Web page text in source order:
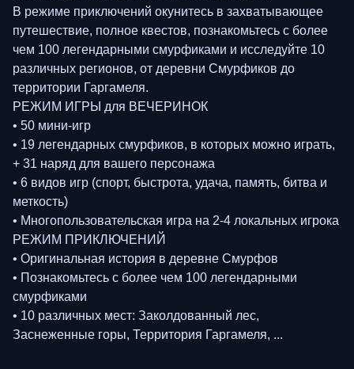
В режиме приключений окунитесь в захватывающее
путешествие, полное квестов, познакомьтесь с более
чем 100 легендарными смурфиками и исследуйте 10
различных регионов, от деревни Смурфиков до
территории Гаргамеля.
РЕЖИМ ИГРЫ для ВЕЧЕРИНОК
• 50 мини-игр
• 19 легендарных смурфиков, в которых можно играть,
+ 31 наряд для вашего персонажа
• 6 видов игр (спорт, быстрота, удача, память, битва и
меткость)
• Многопользовательская игра на 2-4 локальных игрока
РЕЖИМ ПРИКЛЮЧЕНИЙ
• Оригинальная история в деревне Смурфов
• Познакомьтесь с более чем 100 легендарными
смурфиками
• 10 различных мест: Заколдованный лес,
Заснеженные горы, Территория Гаргамеля, ...